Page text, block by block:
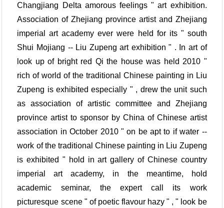
Changjiang Delta amorous feelings " art exhibition.
Association of Zhejiang province artist and Zhejiang
imperial art academy ever were held for its " south
Shui Mojiang -- Liu Zupeng art exhibition " . In art of
look up of bright red Qi the house was held 2010 "
rich of world of the traditional Chinese painting in Liu
Zupeng is exhibited especially " , drew the unit such
as association of artistic committee and Zhejiang
province artist to sponsor by China of Chinese artist
association in October 2010 " on be apt to if water --
work of the traditional Chinese painting in Liu Zupeng
is exhibited " hold in art gallery of Chinese country
imperial art academy, in the meantime, hold
academic seminar, the expert call its work
picturesque scene " of poetic flavour hazy " , " look be